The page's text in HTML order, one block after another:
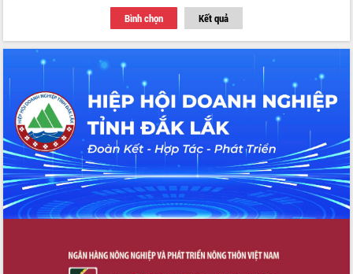
du khách thông qua Hệ thống cơ sở dữ
Tập huấn ứng dụng trí tuệ nhân tạo (AI)
trong thương mại điện tử năm 2026
Đoàn đại biểu Quốc hội tỉnh Đắk Lắk
trao đổi thông tin trước Kỳ họp thứ
nhất, Quốc hội khóa XVI
Quyết liệt cải cách hành chính, khơi
thông nguồn lực phát triển
Nâng cao hiệu lực, hiệu quả HĐND
tỉnh thông qua hiện đại hóa hành chính
Xã Ea Phê gắn cải cách hành chính với
chuyển đổi số
Hồ Thị Nguyên Thảo làm việc tại Trung
tâm Phục vụ hành chính công xã Ea
Bình chọn Kết quả